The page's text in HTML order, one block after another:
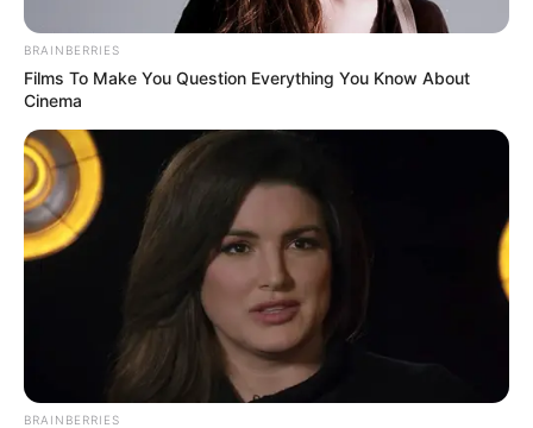
BRAINBERRIES
Films To Make You Question Everything You Know About
Cinema
BRAINBERRIES